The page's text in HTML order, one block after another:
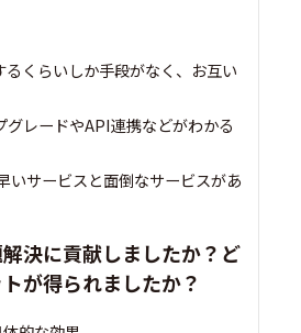
るくらいしか手段がなく、お互い
グレードやAPI連携などがわかる
いサービスと面倒なサービスがあ
決に貢献しましたか？ど
が得られましたか？